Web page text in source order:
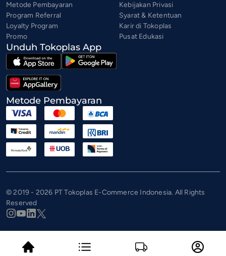
Metode Pembayaran
Program Referral
Loyalty Program
Promo
Kebijakan Privasi
Syarat & Ketentuan
Karir di Tokoplas
Pusat Edukasi
Unduh Tokoplas App
Metode Pembayaran
© 2019 - 2026 PT Tokoplas E-Commerce Indonesia. All Rights
Reserved